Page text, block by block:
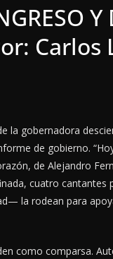
Y
la gobernadora
de gobierno.
de Alejandro
cuatro
la rodean para
como comparsa.